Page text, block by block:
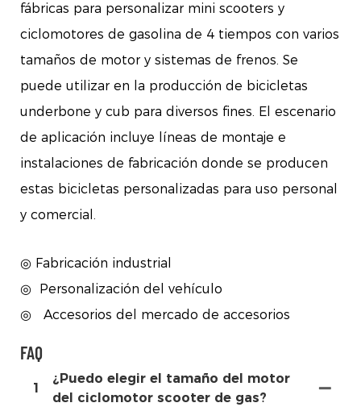
fábricas para personalizar mini scooters y
ciclomotores de gasolina de 4 tiempos con varios
tamaños de motor y sistemas de frenos. Se
puede utilizar en la producción de bicicletas
underbone y cub para diversos fines. El escenario
de aplicación incluye líneas de montaje e
instalaciones de fabricación donde se producen
estas bicicletas personalizadas para uso personal
y comercial.
◎ Fabricación industrial
◎
Personalización del vehículo
◎
Accesorios del mercado de accesorios
FAQ
1
¿Puedo elegir el tamaño del motor
del ciclomotor scooter de gas?